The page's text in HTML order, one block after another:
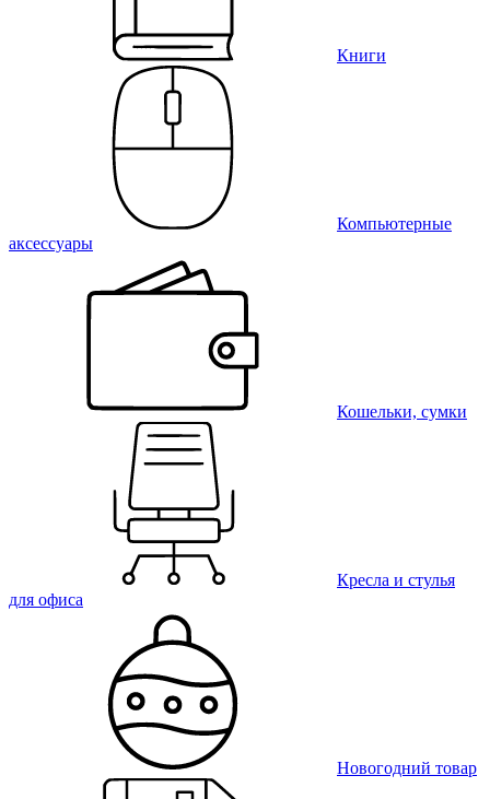
Книги
Компьютерные
аксессуары
Кошельки, сумки
Кресла и стулья
для офиса
Новогодний товар